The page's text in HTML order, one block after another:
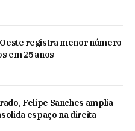
registra menor número
em 25 anos
Felipe Sanches amplia
espaço na direita